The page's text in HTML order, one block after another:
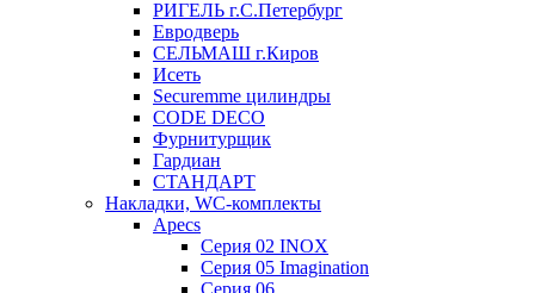
РИГЕЛЬ г.С.Петербург
Евродверь
СЕЛЬМАШ г.Киров
Исеть
Securemme цилиндры
CODE DECO
Фурнитурщик
Гардиан
СТАНДАРТ
Накладки, WC-комплекты
Apecs
Cерия 02 INOX
Cерия 05 Imagination
Cерия 06